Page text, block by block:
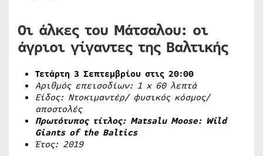
Οι άλκες του Μάτσαλου: οι
άγριοι γίγαντες της Βαλτικής
Τετάρτη 3 Σεπτεμβρίου στις 20:00
Αριθμός επεισοδίων: 1 x60 λεπτά
Είδος: Ντοκιμαντέρ/ φυσικός κόσμος/
αποστολές
Πρωτότυπος τίτλος: Matsalu Moose: Wild
Giants of the Baltics
Έτος: 2019